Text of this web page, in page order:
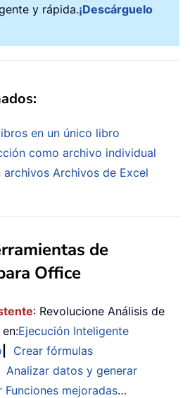
y rápida.¡Descárguelo
en un único libro
como archivo individual
Archivos de Excel
de
Office
: Revolucione Análisis de
Ejecución Inteligente
Crear fórmulas
Analizar datos y generar
Funciones mejoradas…